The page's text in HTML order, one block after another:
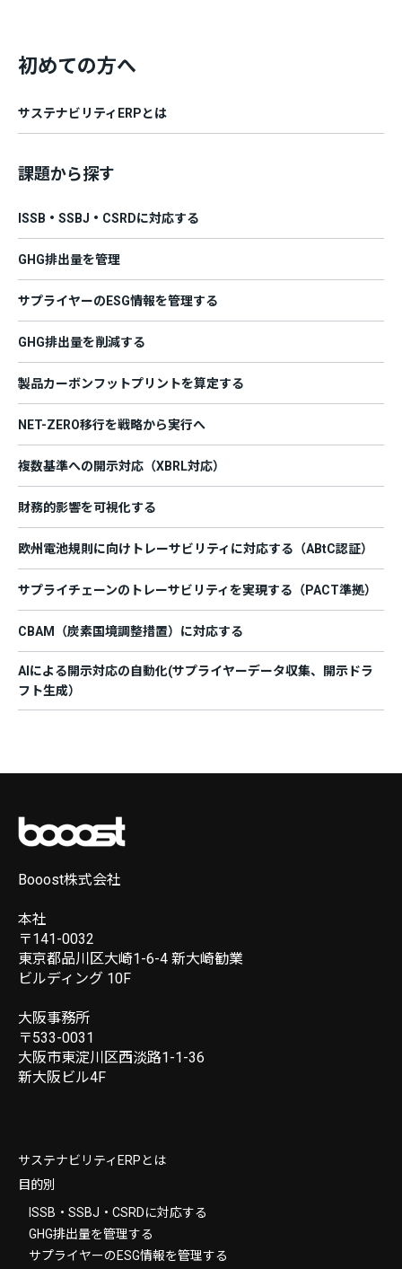
初めての方へ
サステナビリティERPとは
課題から探す
ISSB・SSBJ・CSRDに対応する
GHG排出量を管理
サプライヤーのESG情報を管理する
GHG排出量を削減する
製品カーボンフットプリントを算定する
NET-ZERO移行を戦略から実行へ
複数基準への開示対応（XBRL対応）
財務的影響を可視化する
欧州電池規則に向けトレーサビリティに対応する（ABtC認証）
サプライチェーンのトレーサビリティを実現する（PACT準拠）
CBAM（炭素国境調整措置）に対応する
AIによる開示対応の自動化(サプライヤーデータ収集、開示ドラ
フト生成）
Booost株式会社
本社
〒141-0032
東京都品川区大崎1-6-4 新大崎勧業
ビルディング 10F
大阪事務所
〒533-0031
大阪市東淀川区西淡路1-1-36
新大阪ビル4F
サステナビリティERPとは
目的別
ISSB・SSBJ・CSRDに対応する
GHG排出量を管理する
サプライヤーのESG情報を管理する